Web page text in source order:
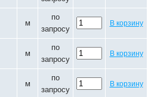
м
по
запросу
В корзину
м
по
запросу
В корзину
м
по
запросу
В корзину